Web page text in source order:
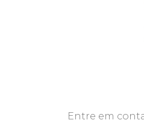
Entre em